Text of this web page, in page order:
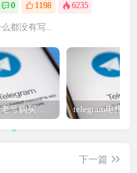
0 1198 6235
都没有写...
2025电报老号购买地址自动发货-tg电报账号2元批发
下一篇